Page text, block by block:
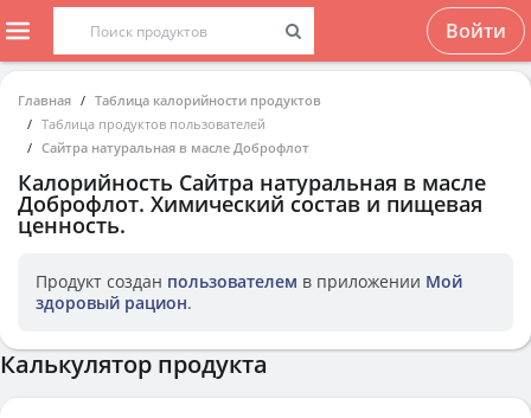
Войти
Главная
Таблица калорийности продуктов
Таблица продуктов пользователей
Сайтра натуральная в масле Доброфлот
Калорийность Сайтра натуральная в масле
Доброфлот. Химический состав и пищевая
ценность.
Продукт создан пользователем в приложении Мой
здоровый рацион.
Калькулятор продукта